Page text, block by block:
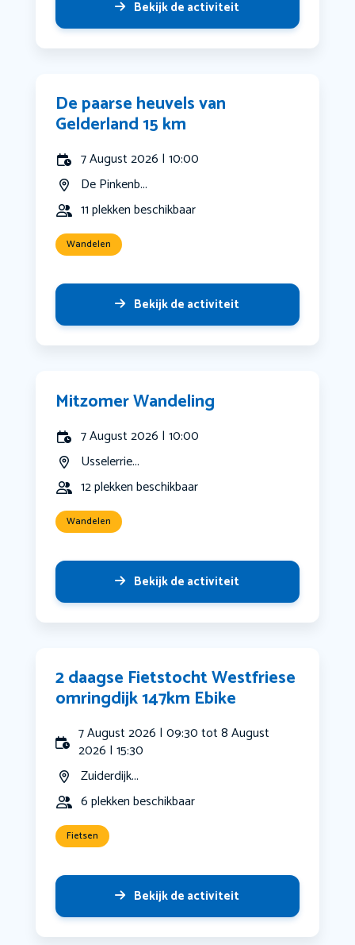
Bekijk de activiteit
De paarse heuvels van
Gelderland 15 km
7 August 2026 | 10:00
De Pinkenb...
11 plekken beschikbaar
Wandelen
Bekijk de activiteit
Mitzomer Wandeling
7 August 2026 | 10:00
Usselerrie...
12 plekken beschikbaar
Wandelen
Bekijk de activiteit
2 daagse Fietstocht Westfriese
omringdijk 147km Ebike
7 August 2026 | 09:30 tot 8 August
2026 | 15:30
Zuiderdijk...
6 plekken beschikbaar
Fietsen
Bekijk de activiteit